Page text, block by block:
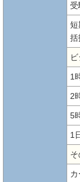
受
短
括
1
2
5
1